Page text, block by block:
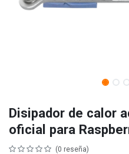
Disipador de calor
oficial para
(0 reseña)